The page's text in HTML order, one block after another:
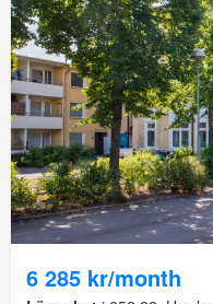
6 285 kr/month